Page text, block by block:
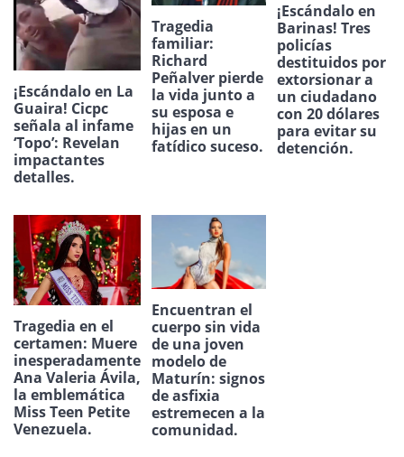
¡Escándalo en La
Guaira! Cicpc
señala al infame
‘Topo’: Revelan
impactantes
detalles.
Tragedia
familiar:
Richard
Peñalver pierde
la vida junto a
su esposa e
hijas en un
fatídico suceso.
¡Escándalo en
Barinas! Tres
policías
destituidos por
extorsionar a
un ciudadano
con 20 dólares
para evitar su
detención.
Tragedia en el
certamen: Muere
inesperadamente
Ana Valeria Ávila,
la emblemática
Miss Teen Petite
Venezuela.
Encuentran el
cuerpo sin vida
de una joven
modelo de
Maturín: signos
de asfixia
estremecen a la
comunidad.